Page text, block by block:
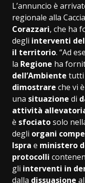
L’annuncio è
regionale alla
Corazzari, che ha
degli interventi
il territorio. “Ad
la Regione ha
dell’Ambiente tutti
dimostrare che vi è
una situazione di
attività
è sfociatosolo
degli organi
Ispra e ministero
protocolli
gli interventi in
dalla dissuasione